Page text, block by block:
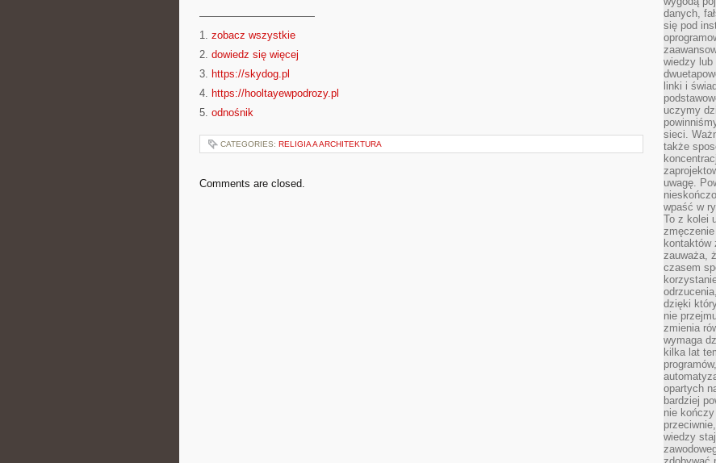
———————————
1. zobacz wszystkie
2. dowiedz się więcej
3. https://skydog.pl
4. https://hooltayewpodrozy.pl
5. odnośnik
CATEGORIES: RELIGIA A ARCHITEKTURA
Comments are closed.
danych,
się pod
wiedzy lub
linki i
uczymy
sieci.
także
uwagę.
wpaść w
To z kolei
kontaktów
zauważa,
czasem
dzięki
nie
zmienia
wymaga
kilka lat
opartych
bardziej
nie
wiedzy